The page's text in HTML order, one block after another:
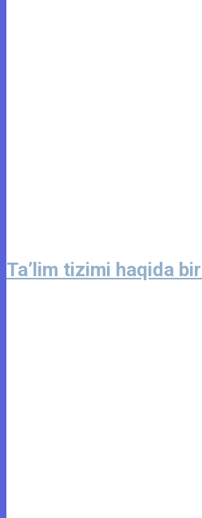
Ta’lim tizimi haqida